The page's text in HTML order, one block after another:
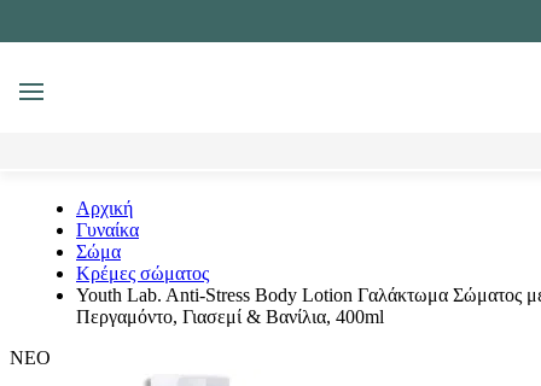
MENU
Αρχική
Γυναίκα
Σώμα
Κρέμες σώματος
Youth Lab. Anti-Stress Body Lotion Γαλάκτωμα Σώματος
Περγαμόντο, Γιασεμί & Βανίλια, 400ml
ΝΕΟ